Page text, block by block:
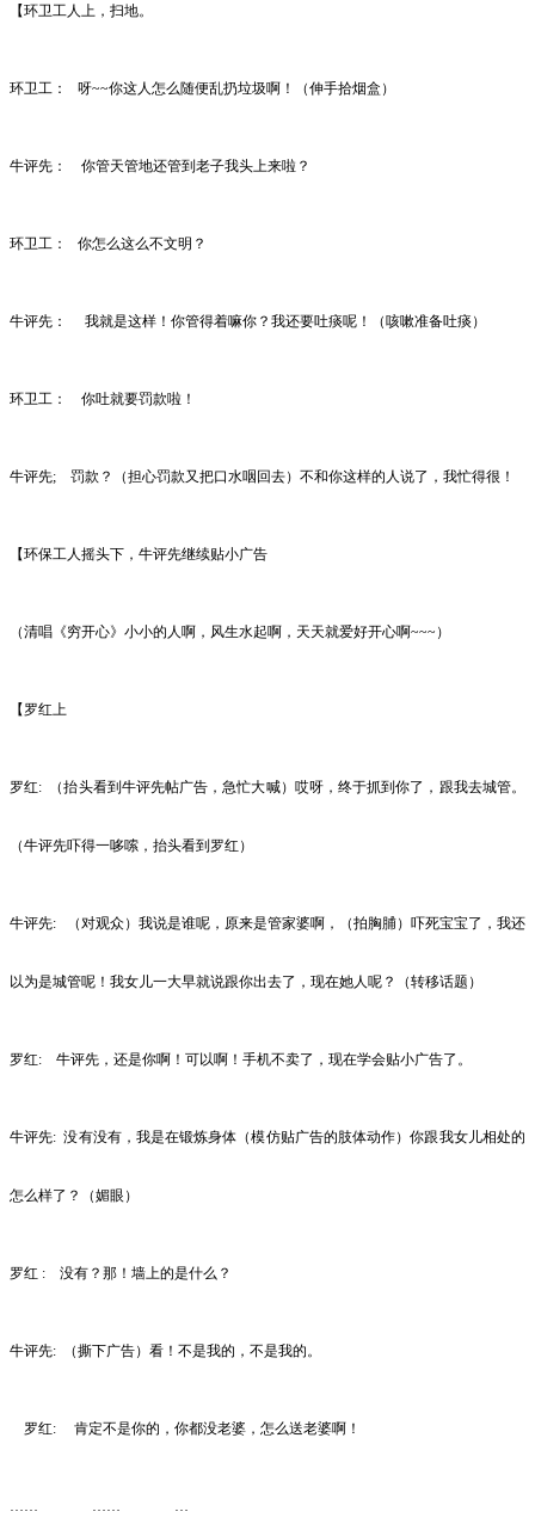
【环卫工人上，扫地。
环卫工： 呀~~你这人怎么随便乱扔垃圾啊！（伸手拾烟盒）
牛评先： 你管天管地还管到老子我头上来啦？
环卫工： 你怎么这么不文明？
牛评先： 我就是这样！你管得着嘛你？我还要吐痰呢！（咳嗽准备吐痰）
环卫工： 你吐就要罚款啦！
牛评先; 罚款？（担心罚款又把口水咽回去）不和你这样的人说了，我忙得很！
【环保工人摇头下，牛评先继续贴小广告
（清唱《穷开心》小小的人啊，风生水起啊，天天就爱好开心啊~~~）
【罗红上
罗红: （抬头看到牛评先帖广告，急忙大喊）哎呀，终于抓到你了，跟我去城管。
（牛评先吓得一哆嗦，抬头看到罗红）
牛评先: （对观众）我说是谁呢，原来是管家婆啊，（拍胸脯）吓死宝宝了，我还
以为是城管呢！我女儿一大早就说跟你出去了，现在她人呢？（转移话题）
罗红: 牛评先，还是你啊！可以啊！手机不卖了，现在学会贴小广告了。
牛评先: 没有没有，我是在锻炼身体（模仿贴广告的肢体动作）你跟我女儿相处的
怎么样了？（媚眼）
罗红 : 没有？那！墙上的是什么？
牛评先: （撕下广告）看！不是我的，不是我的。
罗红: 肯定不是你的，你都没老婆，怎么送老婆啊！